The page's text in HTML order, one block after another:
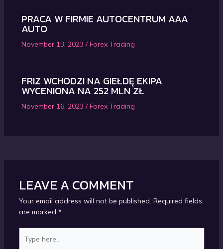
PRACA W FIRMIE AUTOCENTRUM AAA
AUTO
November 13, 2023 /Forex Trading
FRIZ WCHODZI NA GIEŁDĘ EKIPA
WYCENIONA NA 252 MLN ZŁ
November 16, 2023 /Forex Trading
LEAVE A COMMENT
Your email address will not be published. Required fields
are marked *
here..